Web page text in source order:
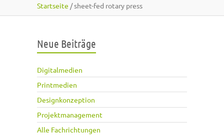
Startseite / sheet-fed rotary press
Neue Beiträge
Digitalmedien
Printmedien
Designkonzeption
Projektmanagement
Alle Fachrichtungen